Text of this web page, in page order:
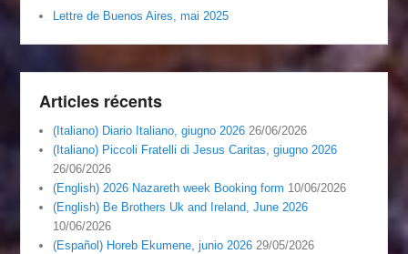
Lettre de Buenos Aires, mai 2025
Articles récents
(Italiano) Diario Italiano, giugno 2026 26/06/2026
(Italiano) Piccoli Fratelli di Jesus Caritas, giugno 2026
26/06/2026
(English) 2026 Nazareth week Booking form 10/06/2026
(English) Be Brothers Uk and Ireland, June 2026
10/06/2026
(Español) Horeb Ekumene, junio 2026 29/05/2026